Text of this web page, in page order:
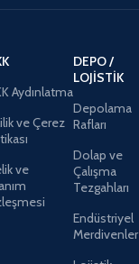
Aydınlatma
ve Çerez
ve
DEPO /
LOJISTIK
Depolama
Rafları
Dolap ve
Çalışma
Tezgahları
Endüstriyel
Merdivenler